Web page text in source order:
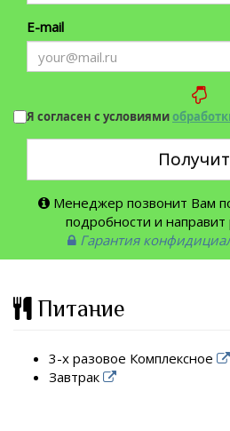
E-mail
Я согласен с условиями
Менеджер позвонит Вам
подробности и направит
Гарантия
Питание
3-х разовое Комплексное
Завтрак